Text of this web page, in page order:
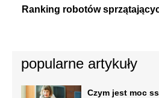
popularne artykuły
Czym jest moc
Ranking robotów